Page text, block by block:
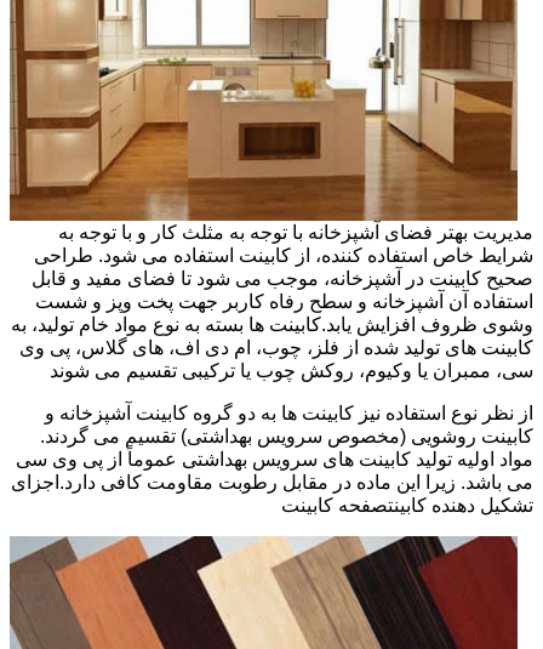
مدیریت بهتر فضای آشپزخانه با توجه به مثلث کار و با توجه به
شرایط خاص استفاده کننده، از کابینت استفاده می شود. طراحی
صحیح کابینت در آشپزخانه، موجب می شود تا فضای مفید و قابل
استفاده آن آشپزخانه و سطح رفاه کاربر جهت پخت وپز و شست
وشوی ظروف افزایش یابد.کابینت ها بسته به نوع مواد خام تولید، به
کابینت های تولید شده از فلز، چوب، ام دی اف، های گلاس، پی وی
سی، ممبران یا وکیوم، روکش چوب یا ترکیبی تقسیم می شوند
از نظر نوع استفاده نیز کابینت ها به دو گروه کابینت آشپزخانه و
کابینت روشویی (مخصوص سرویس بهداشتی) تقسیم می گردند.
مواد اولیه تولید کابینت های سرویس بهداشتی عموماً از پی وی سی
می باشد. زیرا این ماده در مقابل رطوبت مقاومت کافی دارد.اجزای
تشکیل دهنده کابینتصفحه کابینت